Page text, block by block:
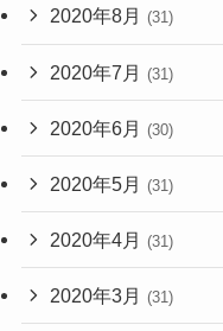
2020年8月 (31)
2020年7月 (31)
2020年6月 (30)
2020年5月 (31)
2020年4月 (31)
2020年3月 (31)